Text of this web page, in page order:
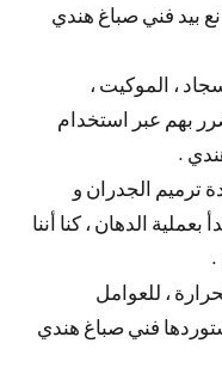
بيد فني صباغ هندي
، الموكيت ،
بهم عبر استخدام
.
ترميم الجدران و
الدهان ، كنا أننا
.
، للعوامل
فني صباغ هندي